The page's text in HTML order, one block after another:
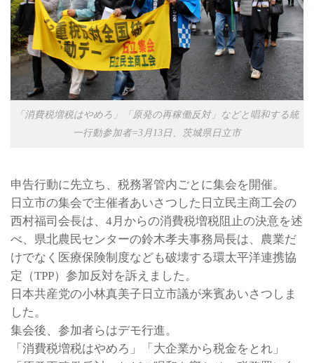
「消費税増税はやめろ」「原発の再稼働反対」などと唱和する統
一行動参加者=3月13日、茨城県日立市
申告行動に先立ち、税務署管内ごとに集会を開催。
日立市の集会で主催者あいさつした日立民主商工会の
西村福司会長は、4月からの消費税増税阻止の決意を述
べ、県北農民センターの鈴木孝夫事務局長は、農業だ
けでなく医療保険制度なども破壊する環太平洋連携協
定（TPP）参加反対を訴えました。
日本共産党の小林真美子日立市議が来賓あいさつしま
した。
集会後、参加者らはデモ行進。
「消費税増税はやめろ」「大企業から税金をとれ」